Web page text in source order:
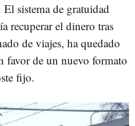
El sistema de gratuidad
recuperar el dinero tras
de viajes, ha quedado
favor de un nuevo formato
fijo.